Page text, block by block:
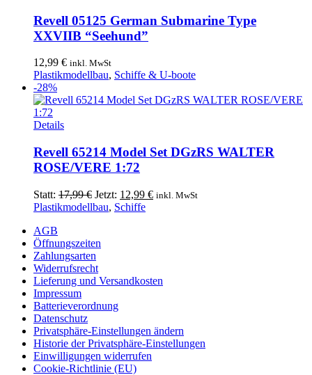
Revell 05125 German Submarine Type
XXVIIB “Seehund”
12,99 € inkl. MwSt
Plastikmodellbau, Schiffe & U-boote
-28%
Details
Revell 65214 Model Set DGzRS WALTER
ROSE/VERE 1:72
Statt: 17,99€ Ursprünglicher
Preis
Jetzt: 12,99 €Aktueller
inkl. MwSt
Plastikmodellbau, Schiffe
AGB
Öffnungszeiten
Zahlungsarten
Widerrufsrecht
Lieferung und Versandkosten
Impressum
Batterieverordnung
Datenschutz
Privatsphäre-Einstellungen ändern
Historie der Privatsphäre-Einstellungen
Einwilligungen widerrufen
Cookie-Richtlinie (EU)